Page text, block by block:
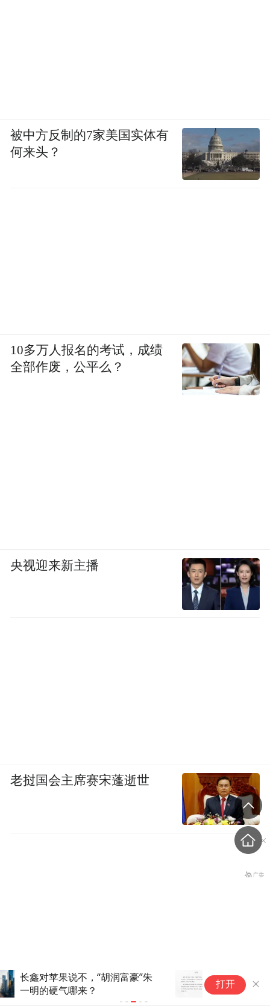
受台风“白海豚”影响，多个明星
演唱会紧急取消
打开
被中方反制的7家美国实体有
何来头？
10多万人报名的考试，成绩
全部作废，公平么？
央视迎来新主播
老挝国会主席赛宋蓬逝世
罕见，北京破天荒率先救